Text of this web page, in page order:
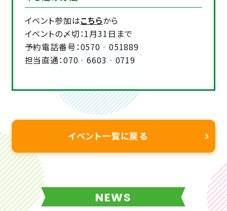
イベント参加はこちらから
イベントの〆切：1月31日まで
予約電話番号：0570‐051889
担当直通：070‐6603‐0719
イベント一覧に戻る
NEWS